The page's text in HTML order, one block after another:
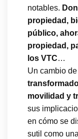
notables.
propiedad,
público,
propiedad,
los VTC…
Un cambio
movilidad y
sus
en cómo se
sutil como